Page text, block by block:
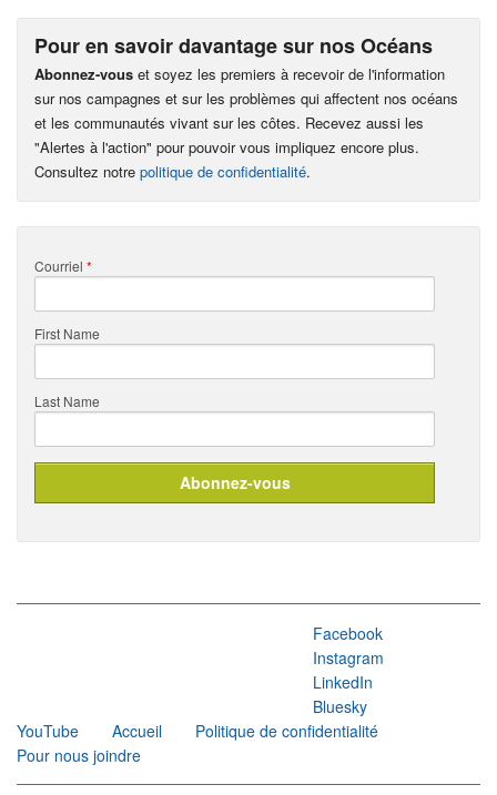
Pour en savoir davantage sur nos Océans
Abonnez-vous et soyez les premiers à recevoir de l'information
sur nos campagnes et sur les problèmes qui affectent nos océans
et les communautés vivant sur les côtes. Recevez aussi les
"Alertes à l'action" pour pouvoir vous impliquez encore plus.
Consultez notre politique de confidentialité.
Courriel *
First Name
Last Name
Facebook
Instagram
LinkedIn
Bluesky
YouTube
Accueil
Politique de confidentialité
Pour nous joindre